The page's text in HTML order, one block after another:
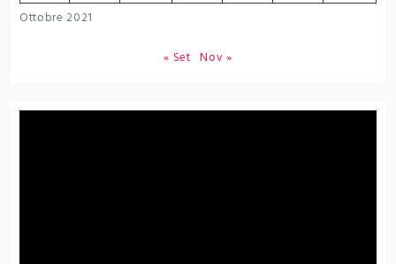
Ottobre 2021
« Set Nov »